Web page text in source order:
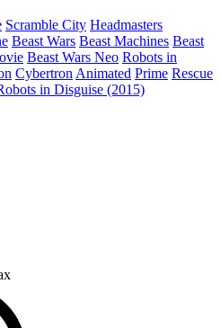
Scramble City Headmasters
Beast Wars Beast Machines Beast
Beast Wars Neo Robots in
Cybertron Animated Prime Rescue
in Disguise (2015)